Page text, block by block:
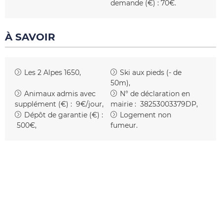
demande (€) : 70€
À SAVOIR
Les 2 Alpes 1650
Ski aux pieds (- de
50m)
Animaux admis avec
supplément (€) : 9€/jour
N° de déclaration en
mairie : 38253003379DP
Dépôt de garantie (€) :
500€
Logement non
fumeur